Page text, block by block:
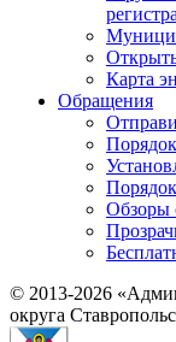
Карта
Обращения
Обзоры
© 2013-2026
округа